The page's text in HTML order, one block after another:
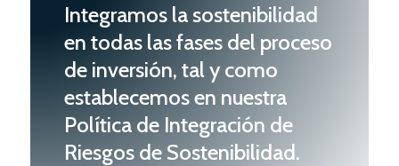
Integramos la sostenibilidad
en todas las fases del proceso
de inversión, tal y como
establecemos en nuestra
Política de Integración de
Riesgos de Sostenibilidad.